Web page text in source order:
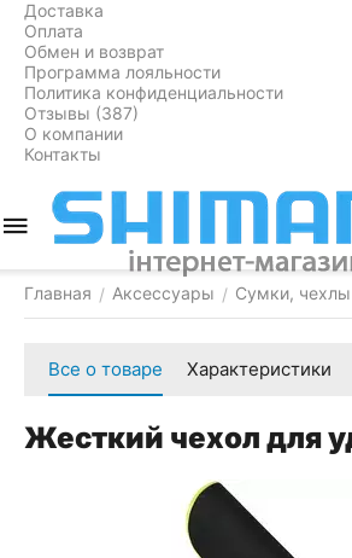
Доставка
Оплата
Обмен и возврат
Программа лояльности
Политика конфиденциальности
Отзывы (387)
О компании
Контакты
Главная / Аксессуары / Сумки,
Все о товаре Характеристики
Жесткий чехол для